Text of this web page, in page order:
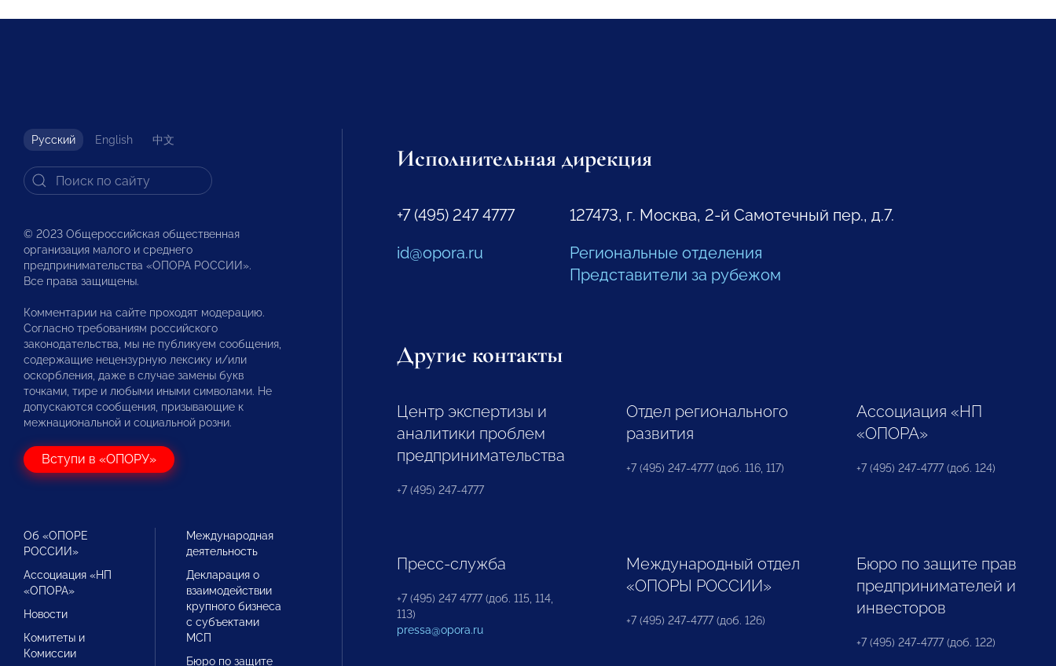
Русский English 中文
© 2023 Общероссийская общественная
организация малого и среднего
предпринимательства «ОПОРА РОССИИ».
Все права защищены.
Комментарии на сайте проходят модерацию.
Согласно требованиям российского
законодательства, мы не публикуем сообщения,
содержащие нецензурную лексику и/или
оскорбления, даже в случае замены букв
точками, тире и любыми иными символами. Не
допускаются сообщения, призывающие к
межнациональной и социальной розни.
Вступи в «ОПОРУ»
Об «ОПОРЕ
РОССИИ»
Ассоциация «НП
«ОПОРА»
Новости
Комитеты и
Комиссии
Международная
деятельность
Декларация о
взаимодействии
крупного бизнеса
с субъектами
МСП
Бюро по защите
Исполнительная дирекция
+7 (495) 247 4777
id@opora.ru
127473, г. Москва, 2-й Самотечный пер., д.7.
Региональные отделения
Представители за рубежом
Другие контакты
Центр экспертизы и
аналитики проблем
предпринимательства
+7 (495) 247-4777
Отдел регионального
развития
+7 (495) 247-4777 (доб. 116, 117)
Ассоциация «НП
«ОПОРА»
+7 (495) 247-4777 (доб. 124)
Пресс-служба
+7 (495) 247 4777 (доб. 115, 114,
113)
pressa@opora.ru
Международный отдел
«ОПОРЫ РОССИИ»
+7 (495) 247-4777 (доб. 126)
Бюро по защите прав
предпринимателей и
инвесторов
+7 (495) 247-4777 (доб. 122)